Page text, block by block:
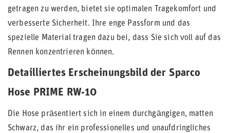
getragen zu werden, bietet sie optimalen Tragekomfort und
verbesserte Sicherheit. Ihre enge Passform und das
spezielle Material tragen dazu bei, dass Sie sich voll auf das
Rennen konzentrieren können.
Detailliertes Erscheinungsbild der Sparco
Hose PRIME RW-10
Die Hose präsentiert sich in einem durchgängigen, matten
Schwarz, das ihr ein professionelles und unaufdringliches